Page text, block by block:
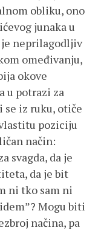
obliku, ono
junaka u
je neprilagodljiv
omeđivanju,
okove
u potrazi za
se iz ruku, otiče
poziciju
način:
svagda, da je
da je bit
ni tko sam ni
Mogu biti
načina, pa